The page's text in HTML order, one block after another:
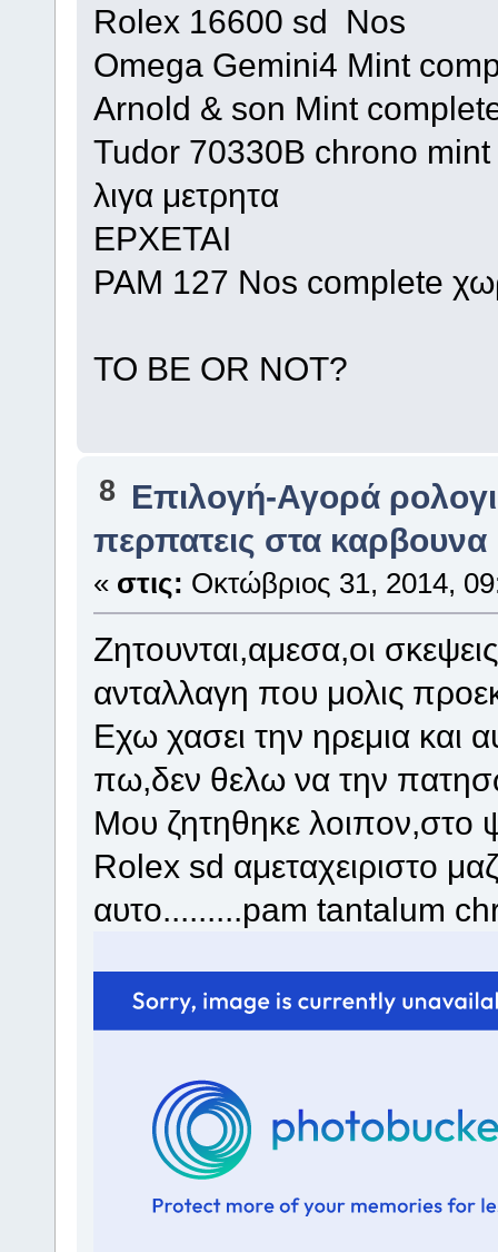
Rolex 16600 sd Nos
Omega Gemini4 Mint
Arnold & son Mint
Tudor 70330B chrono
λιγα μετρητα
ΕΡΧΕΤΑΙ
PAM 127 Nos complete
TO BE OR NOT?
8 Επιλογή-Αγορά
περπατεις στα καρβουνα
« στις: Οκτώβριος 31, 2014,
Ζητουνται,αμεσα,οι
ανταλλαγη που μολις
Εχω χασει την ηρεμια και
πω,δεν θελω να την
Μου ζητηθηκε λοιπον,στο
Rolex sd αμεταχειριστο
αυτο.........pam tantalum